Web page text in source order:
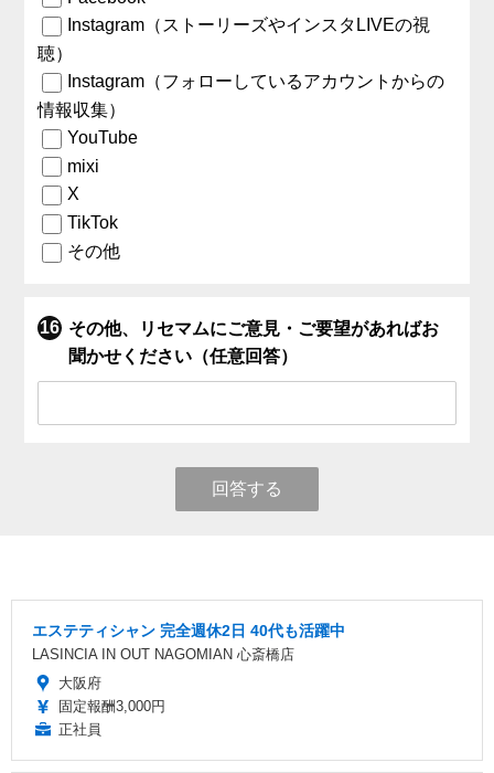
Instagram（ストーリーズやインスタLIVEの視
聴）
Instagram（フォローしているアカウントからの
情報収集）
YouTube
mixi
X
TikTok
その他
その他、リセマムにご意見・ご要望があればお
聞かせください（任意回答）
回答する
エステティシャン 完全週休2日 40代も活躍中
LASINCIA IN OUT NAGOMIAN 心斎橋店
大阪府
固定報酬3,000円
正社員